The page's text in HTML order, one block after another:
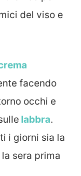
del viso e
facendo
occhi e
labbra.
i giorni sia la
sera prima